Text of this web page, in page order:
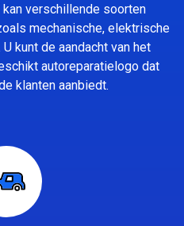
verschillende soorten
mechanische, elektrische
kunt de aandacht van het
autoreparatielogo dat
klanten aanbiedt.